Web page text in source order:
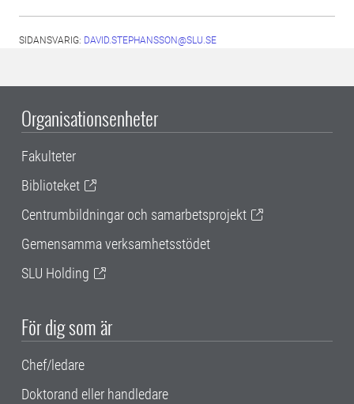
SIDANSVARIG: DAVID.STEPHANSSON@SLU.SE
Organisationsenheter
Fakulteter
Biblioteket
Centrumbildningar och samarbetsprojekt
Gemensamma verksamhetsstödet
SLU Holding
För dig som är
Chef/ledare
Doktorand eller handledare